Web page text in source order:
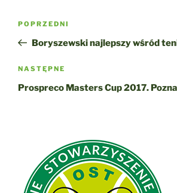
Poprzedni
wpis
POPRZEDNI
Boryszewski najlepszy wśród
Następny
wpis
NASTĘPNE
Prospreco Masters Cup 2017.